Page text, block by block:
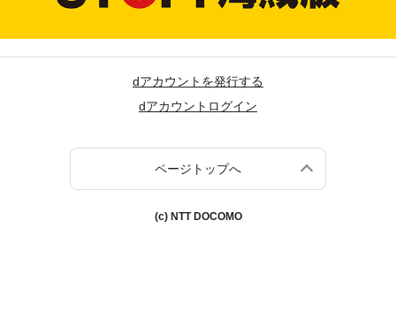
dアカウントを発行する
dアカウントログイン
ページトップへ
(c) NTT DOCOMO